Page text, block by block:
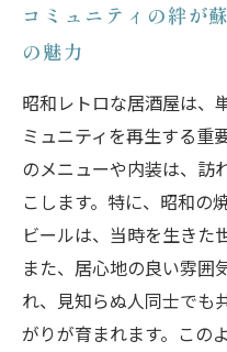
コミュニティの絆が
の魅力
昭和レトロな居酒屋は、
ミュニティを再生する重
のメニューや内装は、訪
こします。特に、昭和の
ビールは、当時を生きた
また、居心地の良い雰囲
れ、見知らぬ人同士でも
がりが育まれます。この